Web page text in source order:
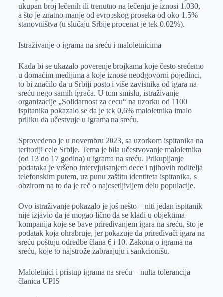
ukupan broj lečenih ili trenutno na lečenju je iznosi 1.030,
a što je znatno manje od evropskog proseka od oko 1.5%
stanovništva (u slučaju Srbije procenat je tek 0.02%).
Istraživanje o igrama na sreću i maloletnicima
Kada bi se ukazalo poverenje brojkama koje često srećemo
u domaćim medijima a koje iznose neodgovorni pojedinci,
to bi značilo da u Srbiji postoji više zavisnika od igara na
sreću nego samih igrača. U tom smislu, istraživanje
organizacije „Solidarnost za decu“ na uzorku od 1100
ispitanika pokazalo se da je tek 0,6% maloletnika imalo
priliku da učestvuje u igrama na sreću.
Sprovedeno je u novembru 2023, sa uzorkom ispitanika na
teritoriji cele Srbije. Tema je bila učestvovanje maloletnika
(od 13 do 17 godina) u igrama na sreću. Prikupljanje
podataka je vršeno intervjuisanjem dece i njihovih roditelja
telefonskim putem, uz punu zaštitu identiteta ispitanika, s
obzirom na to da je reč o najosetljivijem delu populacije.
Ovo istraživanje pokazalo je još nešto – niti jedan ispitanik
nije izjavio da je mogao lično da se kladi u objektima
kompanija koje se bave priređivanjem igara na sreću, što je
podatak koja ohrabruje, jer pokazuje da priređivači igara na
sreću poštuju odredbe člana 6 i 10. Zakona o igrama na
sreću, koje to najstrože zabranjuju i sankcionišu.
Maloletnici i pristup igrama na sreću – nulta tolerancija
članica UPIS